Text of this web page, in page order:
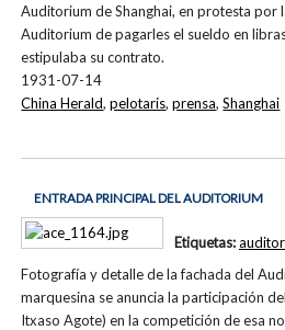
Auditorium de Shanghai, en protesta por
Auditorium de pagarles el sueldo en
estipulaba su contrato.
1931-07-14
China Herald,pelotaris,prensa,Shanghai
ENTRADA PRINCIPAL DEL AUDITORIUM
Fotografía y detalle de la fachada del
marquesina se anuncia la participación
Itxaso Agote) en la competición de esa
Etiquetas: